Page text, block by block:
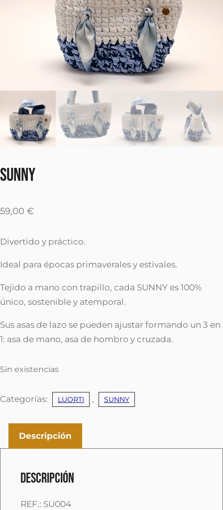
SUNNY
59,00 €
Divertido y práctico.
Ideal para épocas primaverales y estivales.
Tejido a mano con trapillo, cada SUNNY es 100%
único, sostenible y atemporal.
Sus asas de lazo se pueden ajustar formando un 3 en
1: asa de mano, asa de hombro y cruzada.
Sin existencias
Categorías: LUORTI , SUNNY
Descripción
Descripción
REF.: SU004